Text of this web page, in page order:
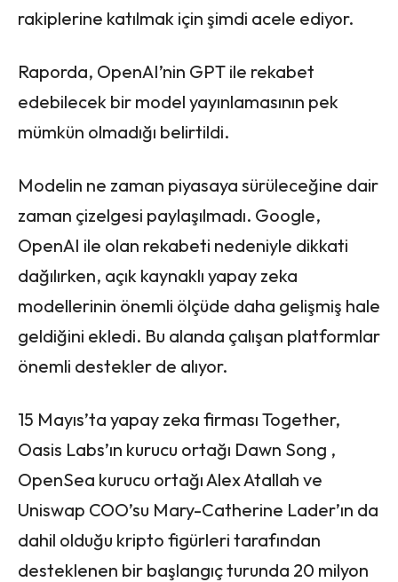
rakiplerine katılmak için şimdi acele ediyor.
Raporda, OpenAI’nin GPT ile rekabet
edebilecek bir model yayınlamasının pek
mümkün olmadığı belirtildi.
Modelin ne zaman piyasaya sürüleceğine dair
zaman çizelgesi paylaşılmadı. Google,
OpenAI ile olan rekabeti nedeniyle dikkati
dağılırken, açık kaynaklı yapay zeka
modellerinin önemli ölçüde daha gelişmiş hale
geldiğini ekledi. Bu alanda çalışan platformlar
önemli destekler de alıyor.
15 Mayıs’ta yapay zeka firması Together,
Oasis Labs’ın kurucu ortağı Dawn Song ,
OpenSea kurucu ortağı Alex Atallah ve
Uniswap COO’su Mary-Catherine Lader’ın da
dahil olduğu kripto figürleri tarafından
desteklenen bir başlangıç ​​turunda 20 milyon